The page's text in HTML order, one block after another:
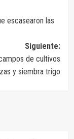
escasearon las
Siguiente:
de cultivos
y siembra trigo